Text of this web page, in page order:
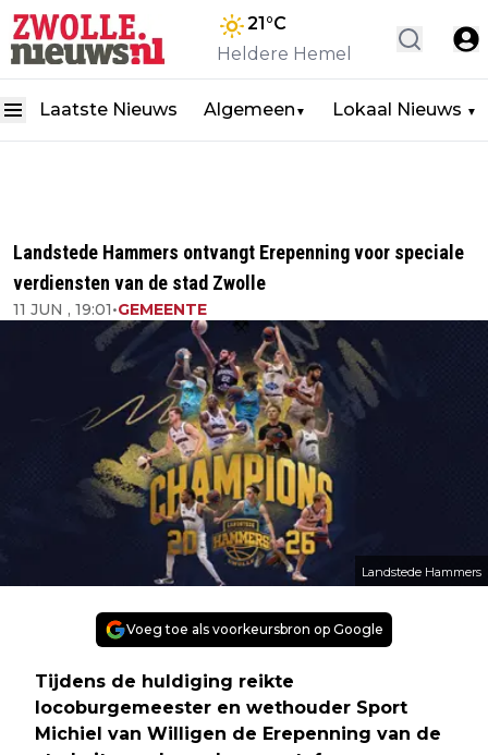
21°C
Heldere Hemel
Laatste Nieuws Algemeen ▼ Lokaal Nieuws ▼
Landstede Hammers ontvangt Erepenning voor speciale
verdiensten van de stad Zwolle
11 JUN , 19:01•GEMEENTE
Landstede Hammers
Voeg toe als voorkeursbron op Google
Tijdens de huldiging reikte
locoburgemeester en wethouder Sport
Michiel van Willigen de Erepenning van de